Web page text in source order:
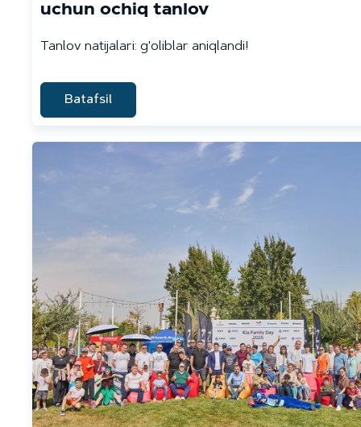
uchun ochiq tanlov
Tanlov natijalari: g'oliblar aniqlandi!
Batafsil